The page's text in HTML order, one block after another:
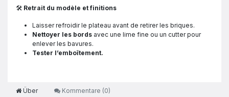
🛠 Retrait du modèle et finitions
Laisser refroidir le plateau avant de retirer les briques.
Nettoyer les bords avec une lime fine ou un cutter pour
enlever les bavures.
Tester l’emboîtement.
Über Kommentare (0)